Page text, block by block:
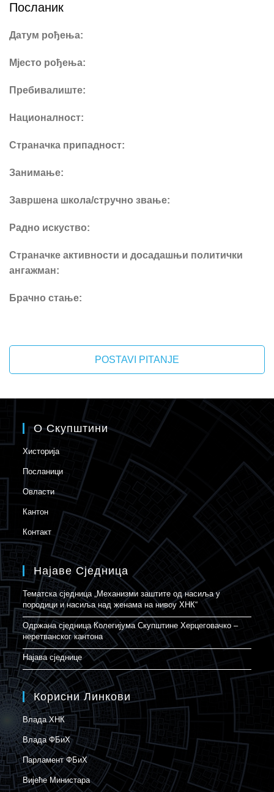
Посланик
Датум рођења:
Мјесто рођења:
Пребивалиште:
Националност:
Страначка припадност:
Занимање:
Завршена школа/стручно звање:
Радно искуство:
Страначке активности и досадашњи политички
ангажман:
Брачно стање:
POSTAVI PITANJE
О Скупштини
Хисторија
Посланици
Овласти
Кантон
Контакт
Најаве Сједница
Тематска сједница „Механизми заштите од насиља у
породици и насиља над женама на нивоу ХНК“
Одржана сједница Колегијума Скупштине Херцеговачко –
неретванског кантона
Најава сједнице
Корисни Линкови
Влада ХНК
Влада ФБиХ
Парламент ФБиХ
Вијеће Министара